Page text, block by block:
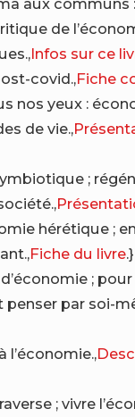
de
Infos sur ce
covid.,Fiche
nos yeux :
de vie.,
;
hérétique ;
Fiche du livre.}
;
par soi-
l’économie.,
; vivre